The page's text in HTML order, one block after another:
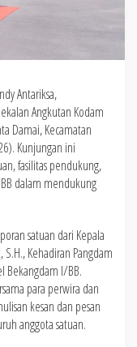
Antariksa,
Angkutan Kodam
Damai, Kecamatan
Kunjungan ini
fasilitas pendukung,
dalam mendukung
satuan dari Kepala
Kehadiran Pangdam
Bekangdam I/BB.
para perwira dan
kesan dan pesan
anggota satuan.